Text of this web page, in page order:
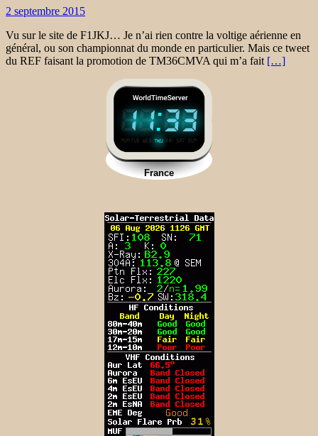
2 septembre 2015
Vu sur le site de F1JKJ… Je n’ai rien contre la voltige aérienne en
général, ou son championnat du monde en particulier. Mais ce tweet
du REF faisant la promotion de TM36CMVA qui m’a fait […]